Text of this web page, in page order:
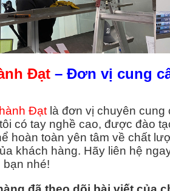
Đạt – Đơn vị cung
Đạtlà đơn vị chuyên cung
có tay nghề cao, được đào
hoàn toàn yên tâm về chất
khách hàng. Hãy liên hệ
nhé!